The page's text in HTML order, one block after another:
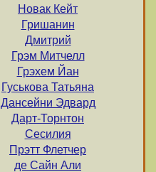
Новак Кейт
Гришанин
Дмитрий
Грэм Митчелл
Грэхем Йан
Гуськова Татьяна
Дансейни Эдвард
Дарт-Торнтон
Сесилия
Прэтт Флетчер
де Сайн Али